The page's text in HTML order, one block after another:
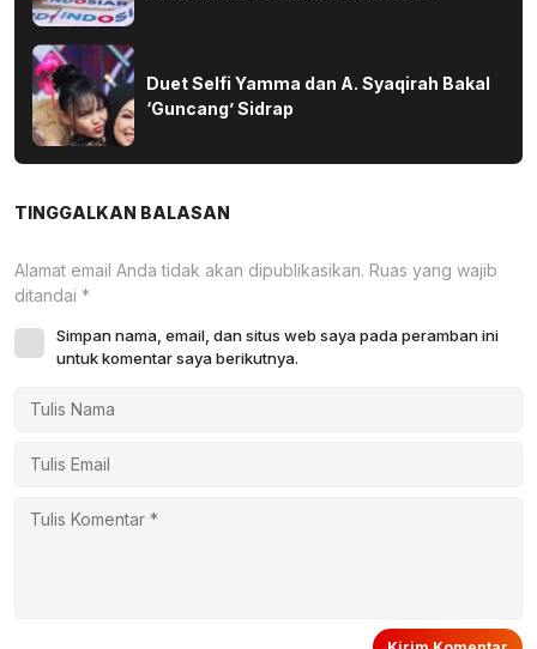
Duet Selfi Yamma dan A. Syaqirah Bakal
‘Guncang’ Sidrap
TINGGALKAN BALASAN
Alamat email Anda tidak akan dipublikasikan. Ruas yang wajib
ditandai *
Simpan nama, email, dan situs web saya pada peramban ini
untuk komentar saya berikutnya.